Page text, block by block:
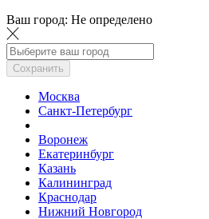
Ваш город: Не определено
Сохранить
Москва
Санкт-Петербург
Воронеж
Екатеринбург
Казань
Калининград
Краснодар
Нижний Новгород